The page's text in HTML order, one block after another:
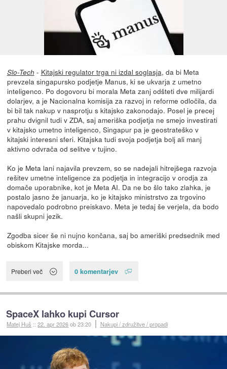
Slo-Tech - Kitajski regulator trga ni izdal soglasja, da bi Meta
prevzela singapursko podjetje Manus, ki se ukvarja z umetno
inteligenco. Po dogovoru bi morala Meta zanj odšteti dve milijardi
dolarjev, a je Nacionalna komisija za razvoj in reforme odločila, da
bi bil tak nakup v nasprotju s kitajsko zakonodajo. Posel je precej
prahu dvignil tudi v ZDA, saj ameriška podjetja ne smejo investirati
v kitajsko umetno inteligenco, Singapur pa je geostrateško v
kitajski interesni sferi. Kitajska tudi svoja podjetja bolj ali manj
aktivno odvrača od selitve v tujino.
Ko je Meta lani najavila prevzem, so se nadejali hitrejšega razvoja
rešitev umetne inteligence za podjetja in integracijo v orodja za
domače uporabnike, kot je Meta AI. Da ne bo šlo tako zlahka, je
postalo jasno že januarja, ko je kitajsko ministrstvo za trgovino
napovedalo podrobno preiskavo. Meta je tedaj še verjela, da bodo
našli skupni jezik.
Zgodba sicer še ni nujno končana, saj bo ameriški predsednik med
obiskom Kitajske morda...
Preberi več 0 komentarjev
SpaceX lahko kupi Cursor
Matej Huš ::22. apr 2026ob 23:20 Nakupi / združitve / propadi